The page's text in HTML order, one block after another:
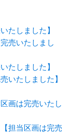
たしました】
売いたしまし
たしました】
いたしました】
画は完売いたし
担当区画は完売